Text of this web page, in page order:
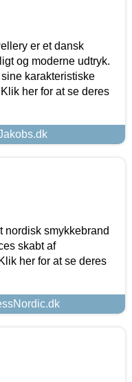
er et dansk
og moderne udtryk.
karakteristiske
her for at se deres
nordisk smykkebrand
skabt af
her for at se deres